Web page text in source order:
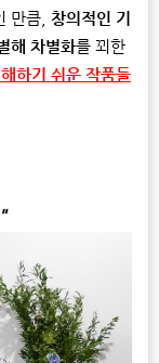
만큼, 창의적인 기
해 차별화를 꾀한
하기 쉬운 작품들